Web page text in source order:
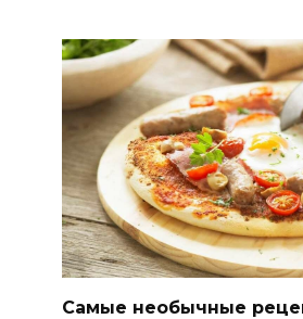
Самые необычные